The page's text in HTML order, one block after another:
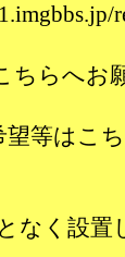
ちらへ
希望等は
なく設